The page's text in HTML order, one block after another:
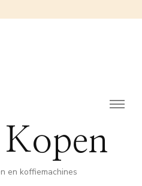
en koffiemachines